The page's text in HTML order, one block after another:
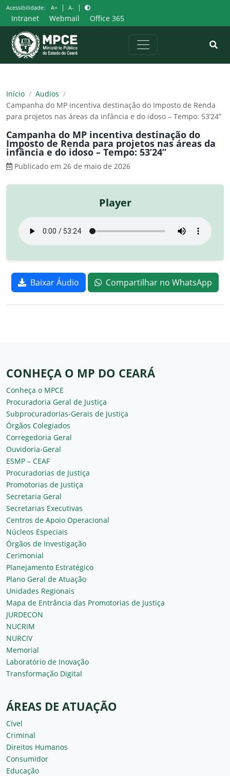
Pular
para
o
conteúdo
Acessibilidade: A+ | A- |
Intranet Webmail Office 365
Início / Audios /
Campanha do MP incentiva destinação do Imposto de Renda
para projetos nas áreas da infância e do idoso – Tempo: 53’24”
Campanha do MP incentiva destinação do
Imposto de Renda para projetos nas áreas da
infância e do idoso – Tempo: 53’24”
Publicado em 26 de maio de 2026
Player
Baixar Áudio Compartilhar no WhatsApp
CONHEÇA O MP DO CEARÁ
Conheça o MPCE
Procuradoria Geral de Justiça
Subprocuradorias-Gerais de Justiça
Órgãos Colegiados
Corregedoria Geral
Ouvidoria-Geral
ESMP – CEAF
Procuradorias de Justiça
Promotorias de Justiça
Secretaria Geral
Secretarias Executivas
Centros de Apoio Operacional
Núcleos Especiais
Órgãos de Investigação
Cerimonial
Planejamento Estratégico
Plano Geral de Atuação
Unidades Regionais
Mapa de Entrância das Promotorias de Justiça
JURDECON
NUCRIM
NURCIV
Memorial
Laboratório de Inovação
Transformação Digital
ÁREAS DE ATUAÇÃO
Cível
Criminal
Direitos Humanos
Consumidor
Educação